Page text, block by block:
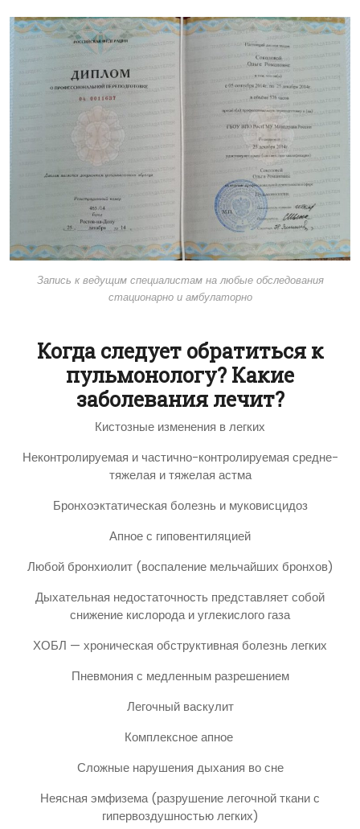
Запись к ведущим специалистам на любые обследования
стационарно и амбулаторно
Когда следует обратиться к
пульмонологу? Какие
заболевания лечит?
Кистозные изменения в легких
Неконтролируемая и частично-контролируемая средне-
тяжелая и тяжелая астма
Бронхоэктатическая болезнь и муковисцидоз
Апное с гиповентиляцией
Любой бронхиолит (воспаление мельчайших бронхов)
Дыхательная недостаточность представляет собой
снижение кислорода и углекислого газа
ХОБЛ — хроническая обструктивная болезнь легких
Пневмония с медленным разрешением
Легочный васкулит
Комплексное апное
Сложные нарушения дыхания во сне
Неясная эмфизема (разрушение легочной ткани с
гипервоздушностью легких)